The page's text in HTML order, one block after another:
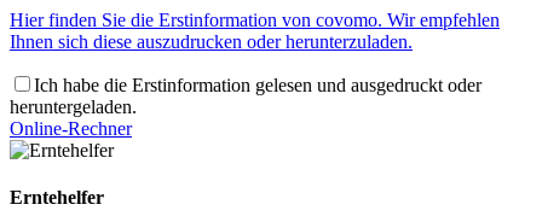
Hier finden Sie die Erstinformation von covomo. Wir empfehlen
Ihnen sich diese auszudrucken oder herunterzuladen.
Ich habe die Erstinformation gelesen und ausgedruckt oder
heruntergeladen.
Online-Rechner
Erntehelfer